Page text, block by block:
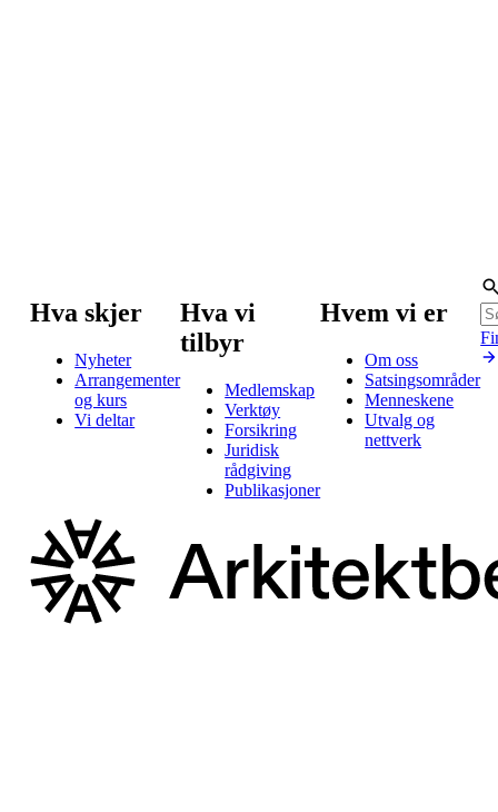
Hva skjer
Nyheter
Arrangementer
og kurs
Vi deltar
Hva vi
tilbyr
Medlemskap
Verktøy
Forsikring
Juridisk
rådgiving
Publikasjoner
Hvem vi er
Om oss
Satsingsområder
Menneskene
Utvalg og
nettverk